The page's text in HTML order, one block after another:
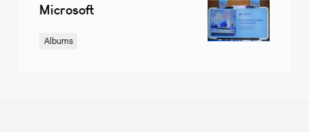
Microsoft
Albums